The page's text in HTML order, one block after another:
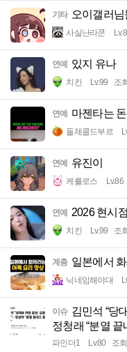
기타 오이갤러
사실난라쿤
연예 있지 유나
치킨 Lv.99 조
연예 마젠타는
돌체콜드부르
연예 유진이
케를로스 Lv.86
연예 2026 현시
치킨 Lv.99 조
계층 일본에서
닉네임해야대
이슈 김민석 “당
정청래 “분열 끝
파인더1 Lv.80 조